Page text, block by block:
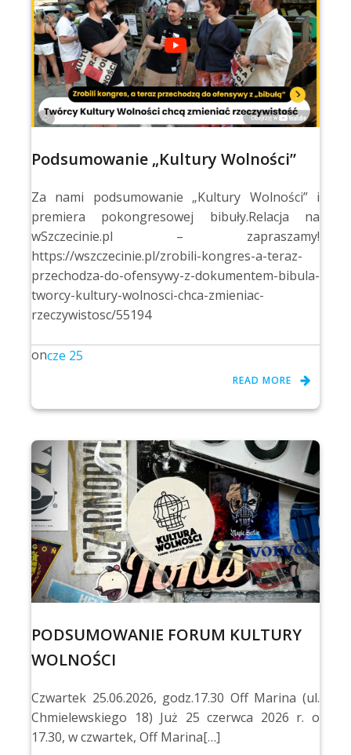
Podsumowanie „Kultury Wolności”
Za nami podsumowanie „Kultury Wolności” i
premiera pokongresowej bibuły.Relacja na
wSzczecinie.pl – zapraszamy!
https://wszczecinie.pl/zrobili-kongres-a-teraz-
przechodza-do-ofensywy-z-dokumentem-bibula-
tworcy-kultury-wolnosci-chca-zmieniac-
rzeczywistosc/55194
oncze 25
READ MORE
PODSUMOWANIE FORUM KULTURY
WOLNOŚCI
Czwartek 25.06.2026, godz.17.30 Off Marina (ul.
Chmielewskiego 18) Już 25 czerwca 2026 r. o
17.30, w czwartek, Off Marina[…]